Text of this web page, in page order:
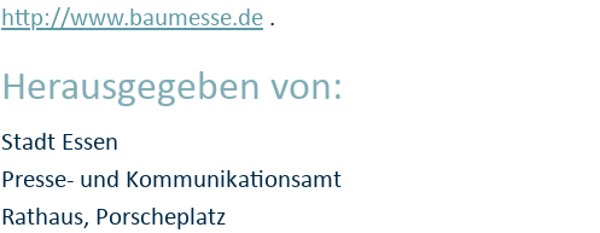
http://www.baumesse.de .
Herausgegeben von:
Stadt Essen
Presse- und Kommunikationsamt
Rathaus, Porscheplatz